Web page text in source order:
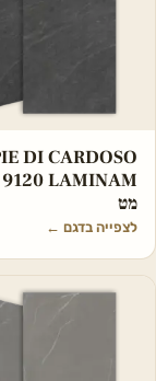
DI CARDOSO
9120 LAMINAM
מט
לצפייה בדגם ←